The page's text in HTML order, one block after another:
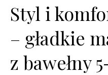
Styl i
– gładkie
z bawełny